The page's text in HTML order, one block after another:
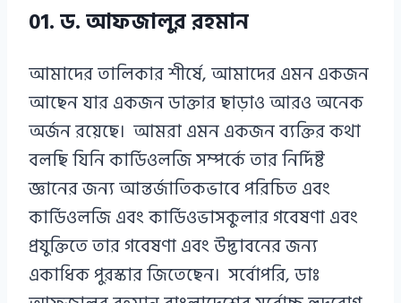
01. ড. আফজালুর রহমান
আমাদের তালিকার শীর্ষে, আমাদের এমন একজন
আছেন যার একজন ডাক্তার ছাড়াও আরও অনেক
অর্জন রয়েছে। আমরা এমন একজন ব্যক্তির কথা
বলছি যিনি কার্ডিওলজি সম্পর্কে তার নির্দিষ্ট
জ্ঞানের জন্য আন্তর্জাতিকভাবে পরিচিত এবং
কার্ডিওলজি এবং কার্ডিওভাসকুলার গবেষণা এবং
প্রযুক্তিতে তার গবেষণা এবং উদ্ভাবনের জন্য
একাধিক পুরস্কার জিতেছেন। সর্বোপরি, ডাঃ